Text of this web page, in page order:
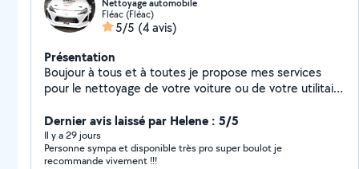
Nettoyage automobile
Fléac (Fléac)
5/5 (4 avis)
Présentation
Boujour à tous et à toutes je propose mes services
pour le nettoyage de votre voiture ou de votre utilitaire
renseignements laissez moi un message ou vos
coordonnées je vous recontacterais Tél : 0638300030
Dernier avis laissé par Helene : 5/5
Il y a 29 jours
Personne sympa et disponible très pro super boulot je
recommande vivement !!!